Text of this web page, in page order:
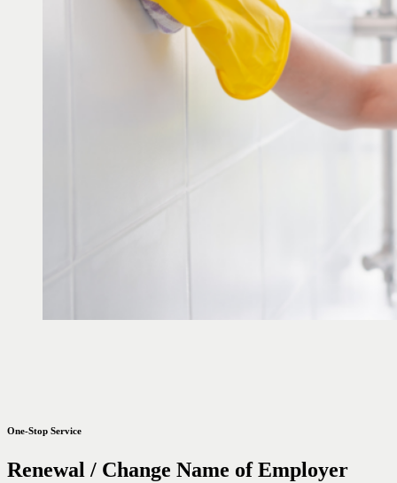
One-Stop Service
Renewal / Change Name of Employer